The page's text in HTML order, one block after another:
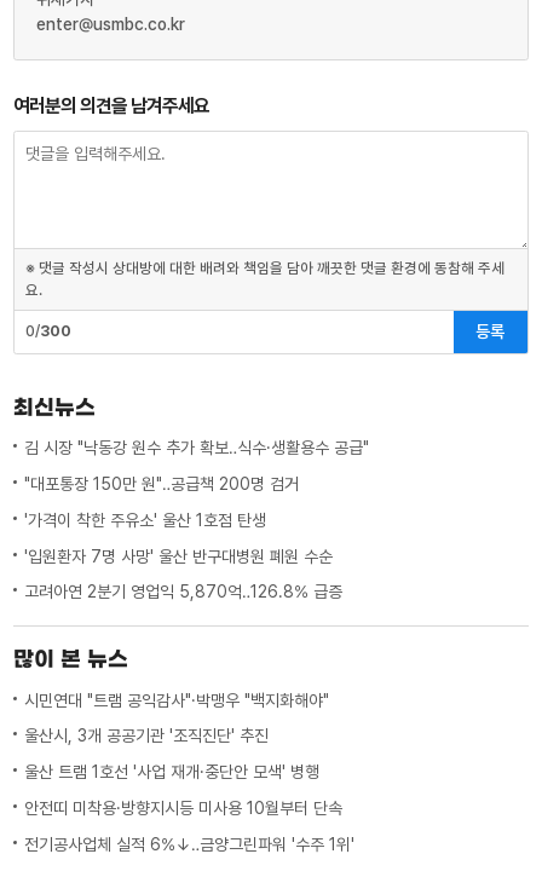
enter@usmbc.co.kr
여러분의 의견을 남겨주세요
※ 댓글 작성시 상대방에 대한 배려와 책임을 담아 깨끗한 댓글 환경에 동참해 주세
요.
0/300 등록
최신뉴스
김 시장 "낙동강 원수 추가 확보‥식수·생활용수 공급"
"대포통장 150만 원"‥공급책 200명 검거
'가격이 착한 주유소' 울산 1호점 탄생
'입원환자 7명 사망' 울산 반구대병원 폐원 수순
고려아연 2분기 영업익 5,870억‥126.8% 급증
많이 본 뉴스
시민연대 "트램 공익감사"·박맹우 "백지화해야"
울산시, 3개 공공기관 '조직진단' 추진
울산 트램 1호선 '사업 재개·중단안 모색' 병행
안전띠 미착용·방향지시등 미사용 10월부터 단속
전기공사업체 실적 6%↓‥금양그린파워 '수주 1위'